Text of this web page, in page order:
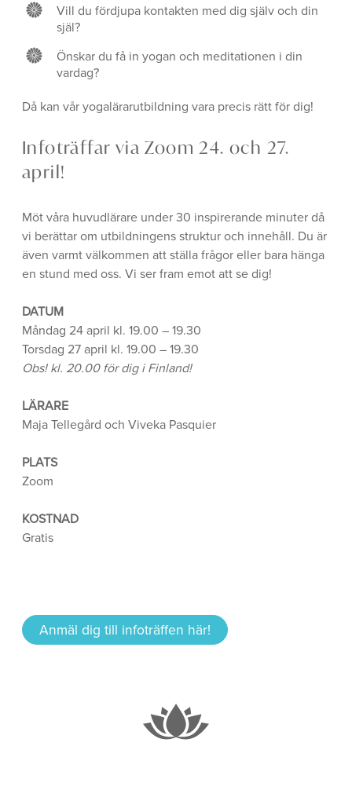
Vill du fördjupa kontakten med dig själv och din
själ?
Önskar du få in yogan och meditationen i din
vardag?
Då kan vår yogalärarutbildning vara precis rätt för dig!
Infoträffar via Zoom 24. och 27.
april!
Möt våra huvudlärare under 30 inspirerande minuter då
vi berättar om utbildningens struktur och innehåll. Du är
även varmt välkommen att ställa frågor eller bara hänga
en stund med oss. Vi ser fram emot att se dig!
DATUM
Måndag 24 april kl. 19.00 – 19.30
Torsdag 27 april kl. 19.00 – 19.30
Obs! kl. 20.00 för dig i Finland!
LÄRARE
Maja Tellegård och Viveka Pasquier
PLATS
Zoom
KOSTNAD
Gratis
Anmäl dig till infoträffen här!